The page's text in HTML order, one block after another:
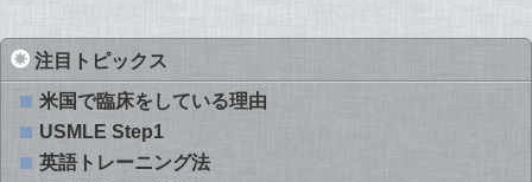
注目トピックス
米国で臨床をしている理由
USMLE Step1
英語トレーニング法